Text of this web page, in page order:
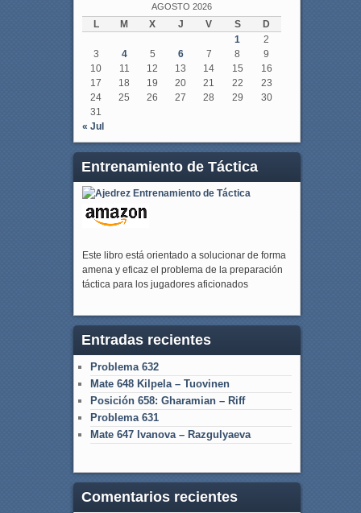
AGOSTO 2026
L M X J V S
D
1
2
3
4 5 6 7 8
9
10
11 12 13 14 15
16
17
18 19 20 21 22
23
24
25 26 27 28 29
30
31
« Jul
Entrenamiento de Táctica
Este libro está orientado a solucionar de forma
amena y eficaz el problema de la preparación
táctica para los jugadores aficionados
Entradas recientes
Problema 632
Mate 648 Kilpela – Tuovinen
Posición 658: Gharamian – Riff
Problema 631
Mate 647 Ivanova – Razgulyaeva
Comentarios recientes